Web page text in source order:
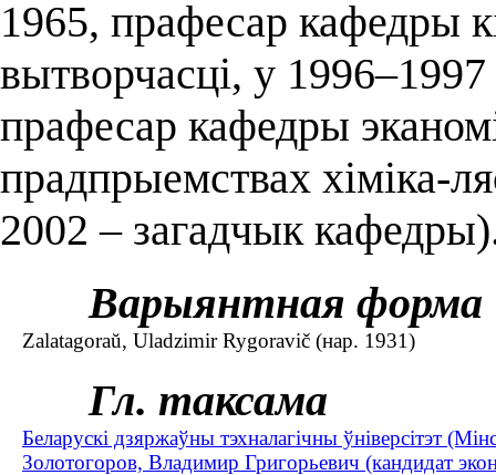
1965, прафесар кафедры
вытворчасці, у
прафесар кафедры
прадпрыемствах хіміка-
2002 – загадчык
Варыянтная форма
Zalatagoraŭ, Uladzimir Rygoravič (нар. 1931)
Гл. таксама
Беларускі дзяржаўны тэхналагічны ўніверсітэт
Золотогоров, Владимир Григорьевич (кандидат